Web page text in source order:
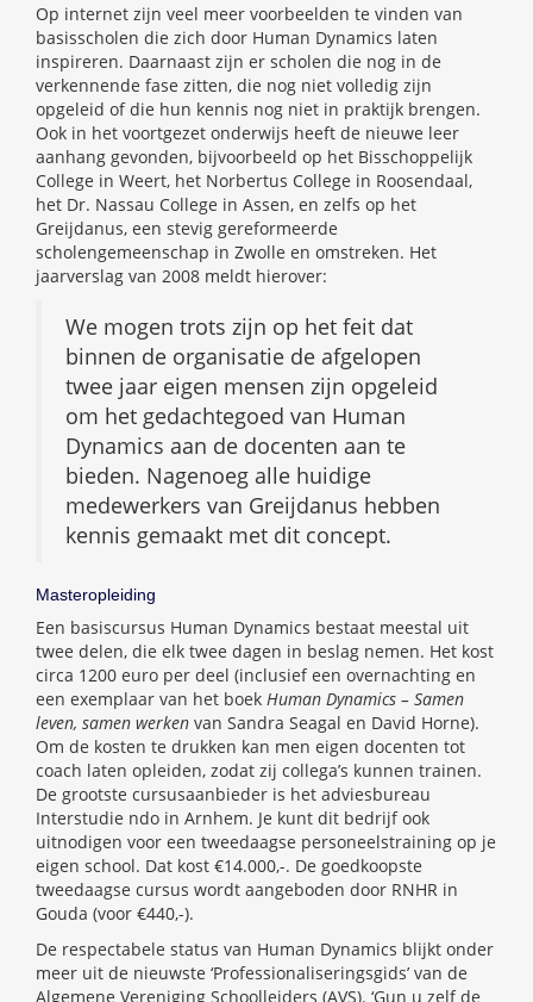
Op internet zijn veel meer voorbeelden te vinden van
basisscholen die zich door Human Dynamics laten
inspireren. Daarnaast zijn er scholen die nog in de
verkennende fase zitten, die nog niet volledig zijn
opgeleid of die hun kennis nog niet in praktijk brengen.
Ook in het voortgezet onderwijs heeft de nieuwe leer
aanhang gevonden, bijvoorbeeld op het Bisschoppelijk
College in Weert, het Norbertus College in Roosendaal,
het Dr. Nassau College in Assen, en zelfs op het
Greijdanus, een stevig gereformeerde
scholengemeenschap in Zwolle en omstreken. Het
jaarverslag van 2008 meldt hierover:
We mogen trots zijn op het feit dat
binnen de organisatie de afgelopen
twee jaar eigen mensen zijn opgeleid
om het gedachtegoed van Human
Dynamics aan de docenten aan te
bieden. Nagenoeg alle huidige
medewerkers van Greijdanus hebben
kennis gemaakt met dit concept.
Masteropleiding
Een basiscursus Human Dynamics bestaat meestal uit
twee delen, die elk twee dagen in beslag nemen. Het kost
circa 1200 euro per deel (inclusief een overnachting en
een exemplaar van het boek Human Dynamics – Samen
leven, samen werken van Sandra Seagal en David Horne).
Om de kosten te drukken kan men eigen docenten tot
coach laten opleiden, zodat zij collega’s kunnen trainen.
De grootste cursusaanbieder is het adviesbureau
Interstudie ndo in Arnhem. Je kunt dit bedrijf ook
uitnodigen voor een tweedaagse personeelstraining op je
eigen school. Dat kost €14.000,-. De goedkoopste
tweedaagse cursus wordt aangeboden door RNHR in
Gouda (voor €440,-).
De respectabele status van Human Dynamics blijkt onder
meer uit de nieuwste ‘Professionaliseringsgids’ van de
Algemene Vereniging Schoolleiders (AVS). ‘Gun u zelf de